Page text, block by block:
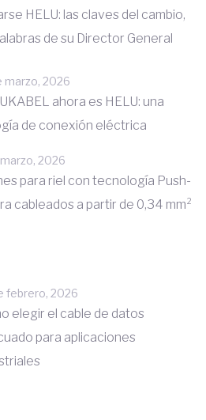
HELU: las claves del cambio,
de su Director General
marzo, 2026
ahora es HELU: una
de conexión eléctrica
2026
para riel con tecnología Push-
cableados a partir de 0,34 mm²
febrero, 2026
elegir el cable de datos
para aplicaciones